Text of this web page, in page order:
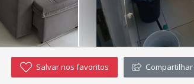
Salvar nos favoritos Compartilhar